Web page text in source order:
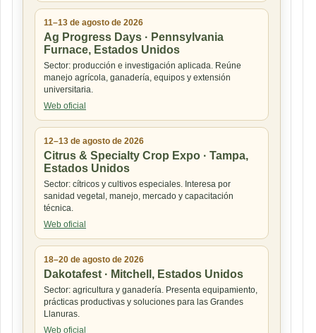
11–13 de agosto de 2026
Ag Progress Days · Pennsylvania
Furnace, Estados Unidos
Sector: producción e investigación aplicada. Reúne
manejo agrícola, ganadería, equipos y extensión
universitaria.
Web oficial
12–13 de agosto de 2026
Citrus & Specialty Crop Expo · Tampa,
Estados Unidos
Sector: cítricos y cultivos especiales. Interesa por
sanidad vegetal, manejo, mercado y capacitación
técnica.
Web oficial
18–20 de agosto de 2026
Dakotafest · Mitchell, Estados Unidos
Sector: agricultura y ganadería. Presenta equipamiento,
prácticas productivas y soluciones para las Grandes
Llanuras.
Web oficial